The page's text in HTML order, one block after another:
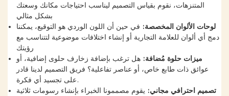
المتنزهات، نقوم بقياس التصميم ليناسب احتياجات مكانك وسعتك
بشكل مثالي
لوحات الألوان المخصصة: في حين أن اللون الوردي هو التوقيع، يمكننا
دمج أي ألوان للعلامة التجارية أو إنشاء اختلافات موضوعية لتتناسب مع
رؤيتك
ميزات حلوة مُضافة: هل ترغب بإضافة زخارف حلوى إضافية، أو
عوائق ذات طابع خاص، أو عناصر تفاعلية؟ فريق التصميم لدينا قادر
على تجسيد أي فكرة.
تصميم احترافي مجاني: يقوم مصممونا الخبراء بإنشاء رسومات ثلاثية